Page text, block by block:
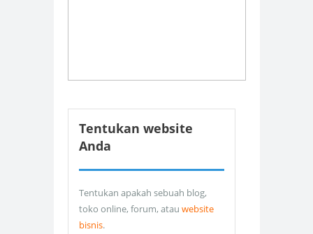
Tentukan website
Anda
Tentukan apakah sebuah blog,
toko online, forum, atau website
bisnis.